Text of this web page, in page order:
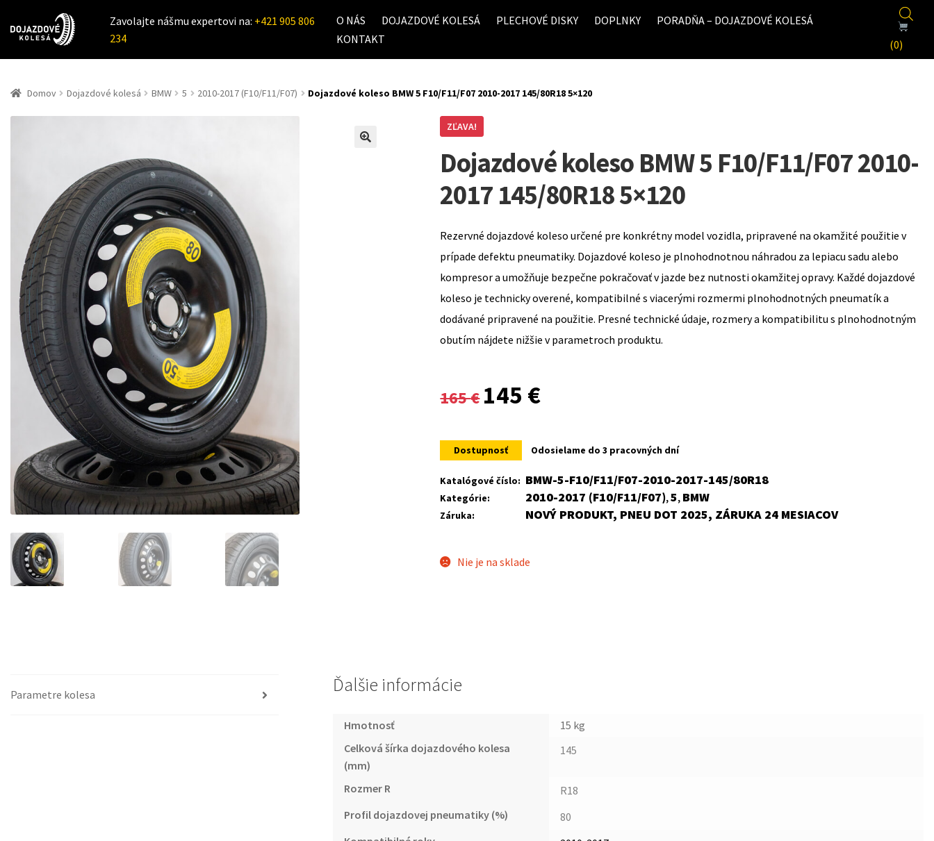
Zavolajte nášmu expertovi na: +421 905 806
234
O NÁS DOJAZDOVÉ KOLESÁ PLECHOVÉ DISKY DOPLNKY
PORADŇA – DOJAZDOVÉ KOLESÁ
KONTAKT
(0)
Domov Dojazdové kolesá BMW 5 2010-2017 (F10/F11/F07) Dojazdové koleso BMW 5 F10/F11/F07 2010-2017 145/80R18 5×120
ZĽAVA!
Dojazdové koleso BMW 5 F10/F11/F07 2010-
2017 145/80R18 5×120
Rezervné dojazdové koleso určené pre konkrétny model vozidla, pripravené na okamžité použitie v
prípade defektu pneumatiky. Dojazdové koleso je plnohodnotnou náhradou za lepiacu sadu alebo
kompresor a umožňuje bezpečne pokračovať v jazde bez nutnosti okamžitej opravy. Každé dojazdové
koleso je technicky overené, kompatibilné s viacerými rozmermi plnohodnotných pneumatík a
dodávané pripravené na použitie. Presné technické údaje, rozmery a kompatibilitu s plnohodnotným
obutím nájdete nižšie v parametroch produktu.
165€
Original
was:
165 €.
145 €
is:
145 €.
Dostupnosť Odosielame do 3 pracovných dní
Katalógové číslo: BMW-5-F10/F11/F07-2010-2017-145/80R18
Kategórie: 2010-2017 (F10/F11/F07),5, BMW
Záruka: NOVÝ PRODUKT, PNEU DOT 2025, ZÁRUKA 24 MESIACOV
Nie je na sklade
Parametre kolesa Ďalšie informácie
Hmotnosť
15 kg
Celková šírka dojazdového kolesa
(mm)
145
Rozmer R
R18
Profil dojazdovej pneumatiky (%)
80